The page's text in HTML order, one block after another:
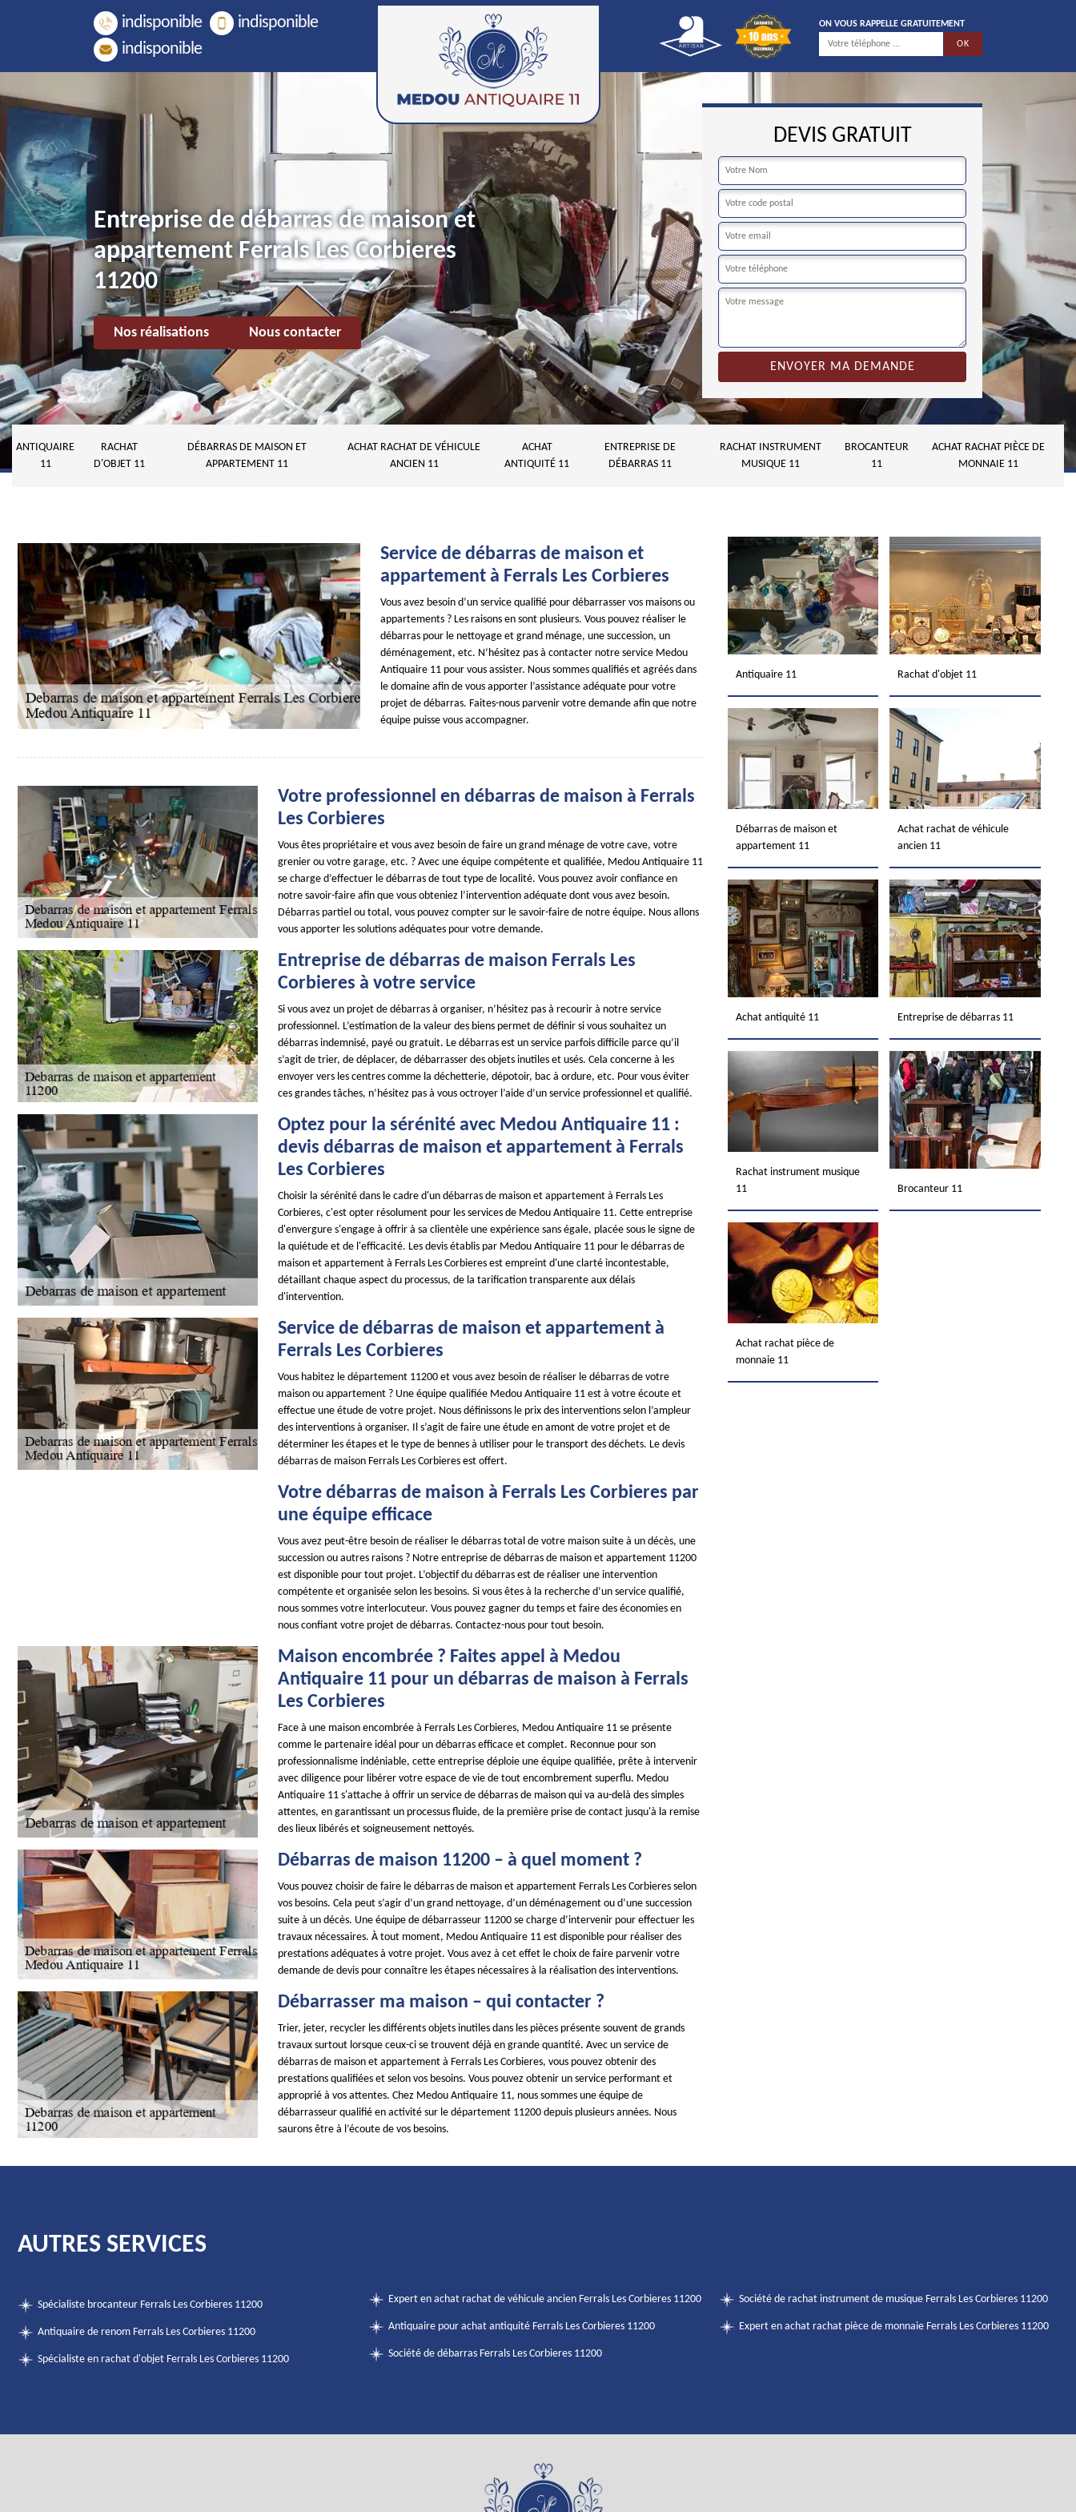
indisponible
indisponible
indisponible
ON VOUS RAPPELLE GRATUITEMENT
Entreprise de débarras de maison et
appartement Ferrals Les Corbieres
11200
Nos réalisations Nous contacter
DEVIS GRATUIT
ANTIQUAIRE
11
RACHAT
D'OBJET 11
DÉBARRAS DE MAISON ET
APPARTEMENT 11
ACHAT RACHAT DE VÉHICULE
ANCIEN 11
ACHAT
ANTIQUITÉ 11
ENTREPRISE DE
DÉBARRAS 11
RACHAT INSTRUMENT
MUSIQUE 11
BROCANTEUR
11
ACHAT RACHAT PIÈCE DE
MONNAIE 11
Service de débarras de maison et
appartement à Ferrals Les Corbieres
Vous avez besoin d’un service qualifié pour débarrasser vos maisons ou
appartements ? Les raisons en sont plusieurs. Vous pouvez réaliser le
débarras pour le nettoyage et grand ménage, une succession, un
déménagement, etc. N’hésitez pas à contacter notre service Medou
Antiquaire 11 pour vous assister. Nous sommes qualifiés et agréés dans
le domaine afin de vous apporter l’assistance adéquate pour votre
projet de débarras. Faites-nous parvenir votre demande afin que notre
équipe puisse vous accompagner.
Votre professionnel en débarras de maison à Ferrals
Les Corbieres
Vous êtes propriétaire et vous avez besoin de faire un grand ménage de votre cave, votre
grenier ou votre garage, etc. ? Avec une équipe compétente et qualifiée, Medou Antiquaire 11
se charge d’effectuer le débarras de tout type de localité. Vous pouvez avoir confiance en
notre savoir-faire afin que vous obteniez l’intervention adéquate dont vous avez besoin.
Débarras partiel ou total, vous pouvez compter sur le savoir-faire de notre équipe. Nous allons
vous apporter les solutions adéquates pour votre demande.
Entreprise de débarras de maison Ferrals Les
Corbieres à votre service
Si vous avez un projet de débarras à organiser, n’hésitez pas à recourir à notre service
professionnel. L’estimation de la valeur des biens permet de définir si vous souhaitez un
débarras indemnisé, payé ou gratuit. Le débarras est un service parfois difficile parce qu’il
s’agit de trier, de déplacer, de débarrasser des objets inutiles et usés. Cela concerne à les
envoyer vers les centres comme la déchetterie, dépotoir, bac à ordure, etc. Pour vous éviter
ces grandes tâches, n’hésitez pas à vous octroyer l’aide d’un service professionnel et qualifié.
Optez pour la sérénité avec Medou Antiquaire 11 :
devis débarras de maison et appartement à Ferrals
Les Corbieres
Choisir la sérénité dans le cadre d'un débarras de maison et appartement à Ferrals Les
Corbieres, c'est opter résolument pour les services de Medou Antiquaire 11. Cette entreprise
d'envergure s'engage à offrir à sa clientèle une expérience sans égale, placée sous le signe de
la quiétude et de l'efficacité. Les devis établis par Medou Antiquaire 11 pour le débarras de
maison et appartement à Ferrals Les Corbieres est empreint d'une clarté incontestable,
détaillant chaque aspect du processus, de la tarification transparente aux délais
d'intervention.
Service de débarras de maison et appartement à
Ferrals Les Corbieres
Vous habitez le département 11200 et vous avez besoin de réaliser le débarras de votre
maison ou appartement ? Une équipe qualifiée Medou Antiquaire 11 est à votre écoute et
effectue une étude de votre projet. Nous définissons le prix des interventions selon l’ampleur
des interventions à organiser. Il s’agit de faire une étude en amont de votre projet et de
déterminer les étapes et le type de bennes à utiliser pour le transport des déchets. Le devis
débarras de maison Ferrals Les Corbieres est offert.
Votre débarras de maison à Ferrals Les Corbieres par
une équipe efficace
Vous avez peut-être besoin de réaliser le débarras total de votre maison suite à un décès, une
succession ou autres raisons ? Notre entreprise de débarras de maison et appartement 11200
est disponible pour tout projet. L’objectif du débarras est de réaliser une intervention
compétente et organisée selon les besoins. Si vous êtes à la recherche d’un service qualifié,
nous sommes votre interlocuteur. Vous pouvez gagner du temps et faire des économies en
nous confiant votre projet de débarras. Contactez-nous pour tout besoin.
Maison encombrée ? Faites appel à Medou
Antiquaire 11 pour un débarras de maison à Ferrals
Les Corbieres
Face à une maison encombrée à Ferrals Les Corbieres, Medou Antiquaire 11 se présente
comme le partenaire idéal pour un débarras efficace et complet. Reconnue pour son
professionnalisme indéniable, cette entreprise déploie une équipe qualifiée, prête à intervenir
avec diligence pour libérer votre espace de vie de tout encombrement superflu. Medou
Antiquaire 11 s'attache à offrir un service de débarras de maison qui va au-delà des simples
attentes, en garantissant un processus fluide, de la première prise de contact jusqu'à la remise
des lieux libérés et soigneusement nettoyés.
Débarras de maison 11200 – à quel moment ?
Vous pouvez choisir de faire le débarras de maison et appartement Ferrals Les Corbieres selon
vos besoins. Cela peut s’agir d’un grand nettoyage, d’un déménagement ou d’une succession
suite à un décès. Une équipe de débarrasseur 11200 se charge d’intervenir pour effectuer les
travaux nécessaires. À tout moment, Medou Antiquaire 11 est disponible pour réaliser des
prestations adéquates à votre projet. Vous avez à cet effet le choix de faire parvenir votre
demande de devis pour connaître les étapes nécessaires à la réalisation des interventions.
Débarrasser ma maison – qui contacter ?
Trier, jeter, recycler les différents objets inutiles dans les pièces présente souvent de grands
travaux surtout lorsque ceux-ci se trouvent déjà en grande quantité. Avec un service de
débarras de maison et appartement à Ferrals Les Corbieres, vous pouvez obtenir des
prestations qualifiées et selon vos besoins. Vous pouvez obtenir un service performant et
approprié à vos attentes. Chez Medou Antiquaire 11, nous sommes une équipe de
débarrasseur qualifié en activité sur le département 11200 depuis plusieurs années. Nous
saurons être à l’écoute de vos besoins.
Antiquaire 11 Rachat d'objet 11
Débarras de maison et
appartement 11
Achat rachat de véhicule
ancien 11
Achat antiquité 11 Entreprise de débarras 11
Rachat instrument musique
11
Brocanteur 11
Achat rachat pièce de
monnaie 11
AUTRES SERVICES
Spécialiste brocanteur Ferrals Les Corbieres 11200
Antiquaire de renom Ferrals Les Corbieres 11200
Spécialiste en rachat d'objet Ferrals Les Corbieres 11200
Expert en achat rachat de véhicule ancien Ferrals Les Corbieres 11200
Antiquaire pour achat antiquité Ferrals Les Corbieres 11200
Société de débarras Ferrals Les Corbieres 11200
Société de rachat instrument de musique Ferrals Les Corbieres 11200
Expert en achat rachat pièce de monnaie Ferrals Les Corbieres 11200